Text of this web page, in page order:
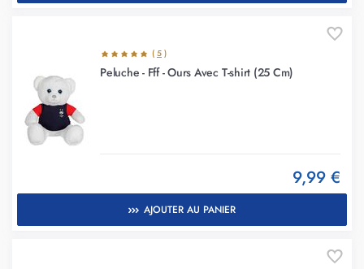
( 5 )
Peluche - Fff - Ours Avec T-shirt (25 Cm)
9,99 €
AJOUTER AU PANIER